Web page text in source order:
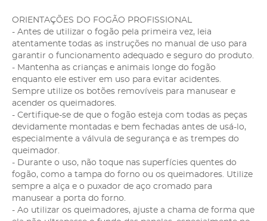
ORIENTAÇÕES DO FOGÃO PROFISSIONAL
- Antes de utilizar o fogão pela primeira vez, leia
atentamente todas as instruções no manual de uso para
garantir o funcionamento adequado e seguro do produto.
- Mantenha as crianças e animais longe do fogão
enquanto ele estiver em uso para evitar acidentes.
Sempre utilize os botões removíveis para manusear e
acender os queimadores.
- Certifique-se de que o fogão esteja com todas as peças
devidamente montadas e bem fechadas antes de usá-lo,
especialmente a válvula de segurança e as trempes do
queimador.
- Durante o uso, não toque nas superfícies quentes do
fogão, como a tampa do forno ou os queimadores. Utilize
sempre a alça e o puxador de aço cromado para
manusear a porta do forno.
- Ao utilizar os queimadores, ajuste a chama de forma que